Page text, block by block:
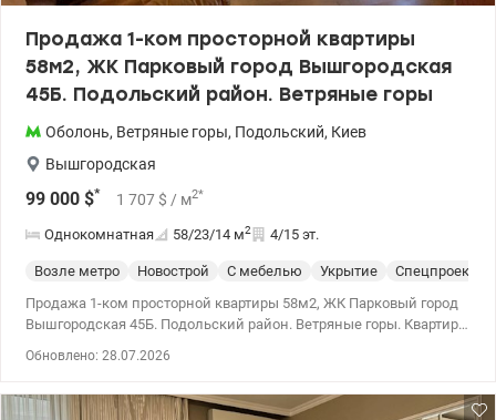
Продажа 1-ком просторной квартиры
58м2, ЖК Парковый город Вышгородская
45Б. Подольский район. Ветряные горы
Оболонь, Ветряные горы, Подольский, Киев
Вышгородская
99 000 $* 1 707 $ / м2*
Однокомнатная 58/23/14 м2 4/15 эт.
Возле метро Новострой С мебелью Укрытие Спецпроект
Продажа 1-ком просторной квартиры 58м2, ЖК Парковый город
Вышгородская 45Б. Подольский район. Ветряные горы. Квартира
Кухня- 13,6м2 Комната - 23,3м2 Санузел совмещен. (есть бойлер
Обновлено: 28.07.2026